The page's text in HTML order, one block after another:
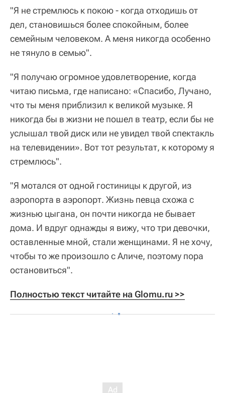
"Я не стремлюсь к покою - когда отходишь от
дел, становишься более спокойным, более
семейным человеком. А меня никогда особенно
не тянуло в семью".
"Я получаю огромное удовлетворение, когда
читаю письма, где написано: «Спасибо, Лучано,
что ты меня приблизил к великой музыке. Я
никогда бы в жизни не пошел в театр, если бы не
услышал твой диск или не увидел твой спектакль
на телевидении». Вот тот результат, к которому я
стремлюсь".
"Я мотался от одной гостиницы к другой, из
аэропорта в аэропорт. Жизнь певца схожа с
жизнью цыгана, он почти никогда не бывает
дома. И вдруг однажды я вижу, что три девочки,
оставленные мной, стали женщинами. Я не хочу,
чтобы то же произошло с Аличе, поэтому пора
остановиться".
Полностью текст читайте на Glomu.ru >>